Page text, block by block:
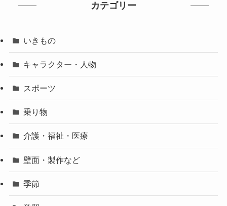
カテゴリー
いきもの
キャラクター・人物
スポーツ
乗り物
介護・福祉・医療
壁面・製作など
季節